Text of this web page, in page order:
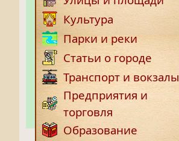
Культура
Парки и реки
Статьи о городе
Транспорт и вокзалы
Предприятия и
торговля
Образование